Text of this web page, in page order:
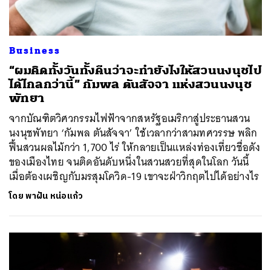
Business
“ผมคิดทั้งวันทั้งคืนว่าจะทำยังไงให้สวนนงนุชไป
ได้ไกลกว่านี้” กัมพล ตันสัจจา แห่งสวนนงนุช
พัทยา
จากบัณฑิตวิศวกรรมไฟฟ้าจากสหรัฐอเมริกาสู่ประธานสวน
นงนุชพัทยา ‘กัมพล ตันสัจจา’ ใช้เวลากว่าสามทศวรรษ พลิก
ฟื้นสวนผลไม้กว่า 1,700 ไร่ ให้กลายเป็นแหล่งท่องเที่ยวชื่อดัง
ของเมืองไทย จนติดอันดับหนึ่งในสวนสวยที่สุดในโลก วันนี้
เมื่อต้องเผชิญกับมรสุมโควิด-19 เขาจะฝ่าวิกฤตไปได้อย่างไร
โดยพาฝัน หน่อแก้ว